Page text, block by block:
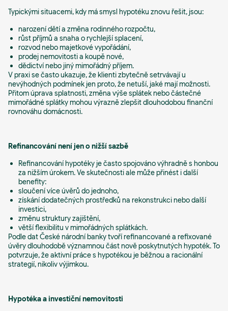
Typickými situacemi, kdy má smysl hypotéku znovu řešit, jsou:
narození dětí a změna rodinného rozpočtu,
růst příjmů a snaha o rychlejší splacení,
rozvod nebo majetkové vypořádání,
prodej nemovitosti a koupě nové,
dědictví nebo jiný mimořádný příjem.
V praxi se často ukazuje, že klienti zbytečně setrvávají u
nevýhodných podmínek jen proto, že netuší, jaké mají možnosti.
Přitom úprava splatnosti, změna výše splátek nebo částečné
mimořádné splátky mohou výrazně zlepšit dlouhodobou finanční
rovnováhu domácnosti.
Refinancování není jen o nižší sazbě
Refinancování hypotéky je často spojováno výhradně s honbou
za nižším úrokem. Ve skutečnosti ale může přinést i další
benefity:
sloučení více úvěrů do jednoho,
získání dodatečných prostředků na rekonstrukci nebo další
investici,
změnu struktury zajištění,
větší flexibilitu v mimořádných splátkách.
Podle dat České národní banky tvoří refinancované a refixované
úvěry dlouhodobě významnou část nově poskytnutých hypoték. To
potvrzuje, že aktivní práce s hypotékou je běžnou a racionální
strategií, nikoliv výjimkou.
Hypotéka a investiční nemovitosti